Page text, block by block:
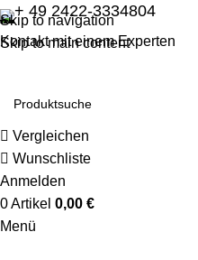
Skip to navigation
Skip to main content
+ 49 2422-3334804
Kontakt mit einem Experten
Vergleichen
Wunschliste
Anmelden
0Artikel 0,00 €
Menü